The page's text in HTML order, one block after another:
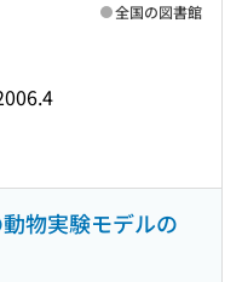
全国の図書館
物実験モデルの